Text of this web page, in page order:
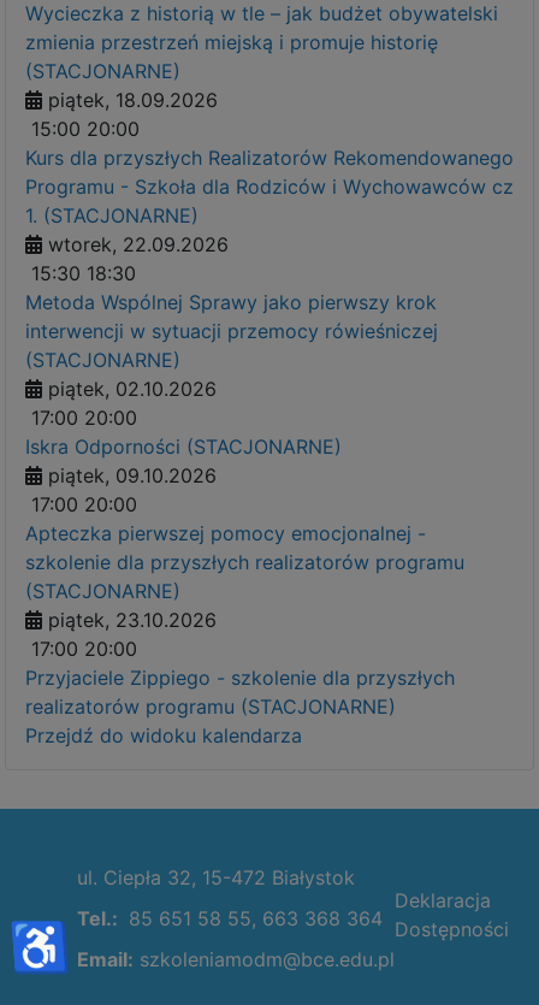
Wycieczka z historią w tle – jak budżet obywatelski
zmienia przestrzeń miejską i promuje historię
(STACJONARNE)
piątek, 18.09.2026
15:00 20:00
Kurs dla przyszłych Realizatorów Rekomendowanego
Programu - Szkoła dla Rodziców i Wychowawców cz
1. (STACJONARNE)
wtorek, 22.09.2026
15:30 18:30
Metoda Wspólnej Sprawy jako pierwszy krok
interwencji w sytuacji przemocy rówieśniczej
(STACJONARNE)
piątek, 02.10.2026
17:00 20:00
Iskra Odporności (STACJONARNE)
piątek, 09.10.2026
17:00 20:00
Apteczka pierwszej pomocy emocjonalnej -
szkolenie dla przyszłych realizatorów programu
(STACJONARNE)
piątek, 23.10.2026
17:00 20:00
Przyjaciele Zippiego - szkolenie dla przyszłych
realizatorów programu (STACJONARNE)
Przejdź do widoku kalendarza
ul. Ciepła 32, 15-472 Białystok
Tel.: 85 651 58 55, 663 368 364
Email: szkoleniamodm@bce.edu.pl
Deklaracja
Dostępności